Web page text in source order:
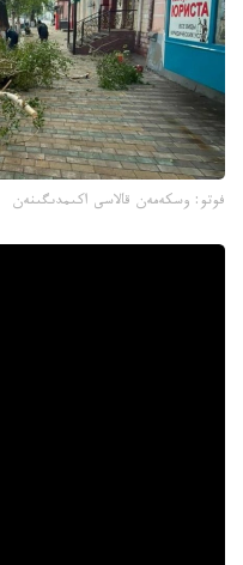
فوتو: وسكەمەن قالاسى اكىمدىگىنەن